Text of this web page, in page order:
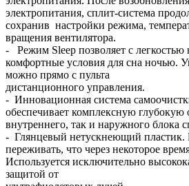
электропитания, сплит-система
сохранив настройки режима,
вращения вентилятора.
- Режим Sleep позволяет с легкостью
комфортные условия для сна ночью.
можно прямо с пульта
дистанционного управления.
- Инновационная система
обеспечивает комплексную глубокую
внутреннего, так и наружного блока
- Глянцевый нетускнеющий
переживать, что через некоторое
Используется исключительно
защитой от